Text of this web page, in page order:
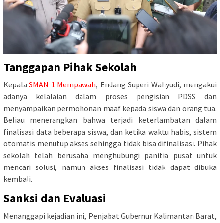
Tanggapan Pihak Sekolah
KepalaSMAN 1 Mempawah, Endang Superi Wahyudi, mengakui
adanya kelalaian dalam proses pengisian PDSS dan
menyampaikan permohonan maaf kepada siswa dan orang tua.
Beliau menerangkan bahwa terjadi keterlambatan dalam
finalisasi data beberapa siswa, dan ketika waktu habis, sistem
otomatis menutup akses sehingga tidak bisa difinalisasi. Pihak
sekolah telah berusaha menghubungi panitia pusat untuk
mencari solusi, namun akses finalisasi tidak dapat dibuka
kembali.
Sanksi dan Evaluasi
Menanggapi kejadian ini, Penjabat Gubernur Kalimantan Barat,